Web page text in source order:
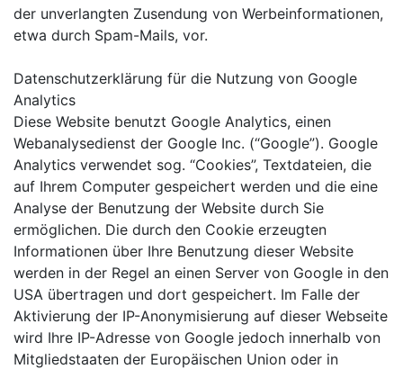
der unverlangten Zusendung von Werbeinformationen,
etwa durch Spam-Mails, vor.
Datenschutzerklärung für die Nutzung von Google
Analytics
Diese Website benutzt Google Analytics, einen
Webanalysedienst der Google Inc. (“Google”). Google
Analytics verwendet sog. “Cookies”, Textdateien, die
auf Ihrem Computer gespeichert werden und die eine
Analyse der Benutzung der Website durch Sie
ermöglichen. Die durch den Cookie erzeugten
Informationen über Ihre Benutzung dieser Website
werden in der Regel an einen Server von Google in den
USA übertragen und dort gespeichert. Im Falle der
Aktivierung der IP-Anonymisierung auf dieser Webseite
wird Ihre IP-Adresse von Google jedoch innerhalb von
Mitgliedstaaten der Europäischen Union oder in